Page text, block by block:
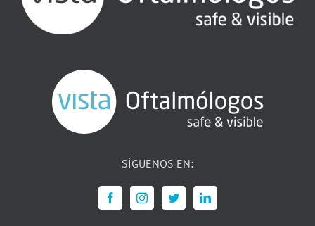
SÍGUENOS EN: